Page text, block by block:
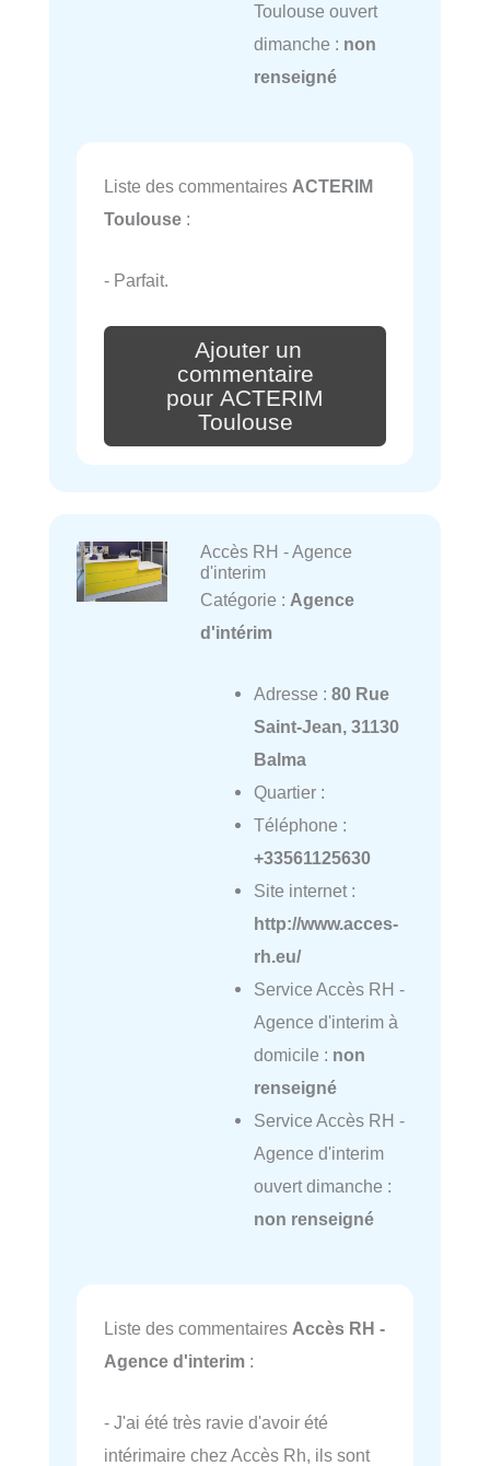
Toulouse ouvert
dimanche : non
renseigné
Liste des commentaires ACTERIM
Toulouse :
- Parfait.
Ajouter un
commentaire
pour ACTERIM
Toulouse
Accès RH - Agence
d'interim
Catégorie : Agence
d'intérim
Adresse : 80 Rue
Saint-Jean, 31130
Balma
Quartier :
Téléphone :
+33561125630
Site internet :
http://www.acces-
rh.eu/
Service Accès RH -
Agence d'interim à
domicile : non
renseigné
Service Accès RH -
Agence d'interim
ouvert dimanche :
non renseigné
Liste des commentaires Accès RH -
Agence d'interim :
- J'ai été très ravie d'avoir été
intérimaire chez Accès Rh, ils sont